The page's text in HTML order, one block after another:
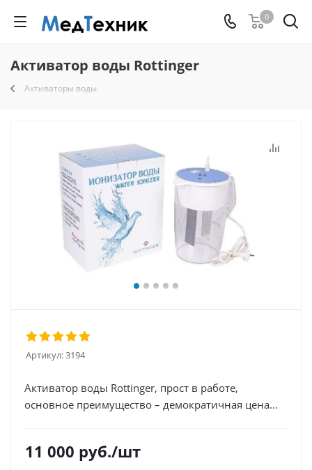
0
Активатор воды Rottinger
Активаторы воды
Артикул:3194
Активатор воды Rottinger, прост в работе,
основное преимущество – демократичная цена...
11 000 руб./шт